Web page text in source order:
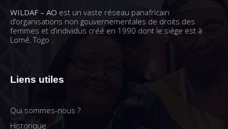
WILDAF – AO est un vaste réseau panafricain
d’organisations non gouvernementales de droits des
femmes et d’individus créé en 1990 dont le siège est à
Lomé, Togo .
Liens utiles
Qui sommes-nous ?
Historique